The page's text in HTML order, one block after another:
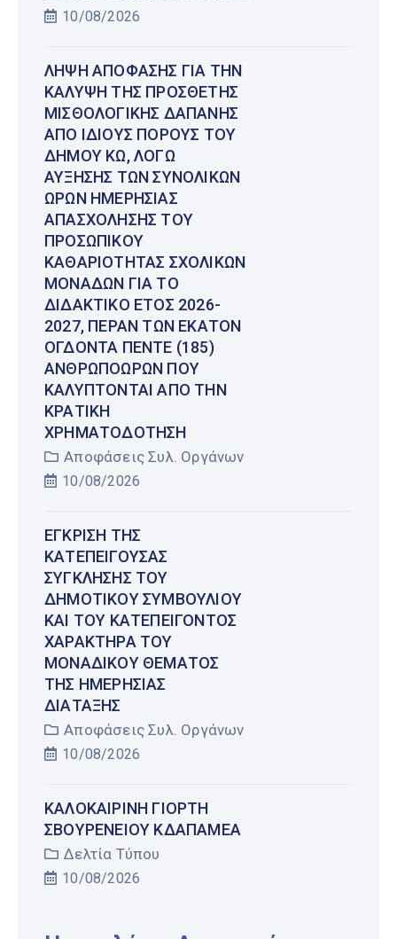
10/08/2026
ΛΉΨΗ ΑΠΌΦΑΣΗΣ ΓΙΑ ΤΗΝ
ΚΆΛΥΨΗ ΤΗΣ ΠΡΌΣΘΕΤΗΣ
ΜΙΣΘΟΛΟΓΙΚΉΣ ΔΑΠΆΝΗΣ
ΑΠΌ ΊΔΙΟΥΣ ΠΌΡΟΥΣ ΤΟΥ
ΔΉΜΟΥ ΚΩ, ΛΌΓΩ
ΑΎΞΗΣΗΣ ΤΩΝ ΣΥΝΟΛΙΚΏΝ
ΩΡΏΝ ΗΜΕΡΉΣΙΑΣ
ΑΠΑΣΧΌΛΗΣΗΣ ΤΟΥ
ΠΡΟΣΩΠΙΚΟΎ
ΚΑΘΑΡΙΌΤΗΤΑΣ ΣΧΟΛΙΚΏΝ
ΜΟΝΆΔΩΝ ΓΙΑ ΤΟ
ΔΙΔΑΚΤΙΚΌ ΈΤΟΣ 2026-
2027, ΠΈΡΑΝ ΤΩΝ ΕΚΑΤΌΝ
ΟΓΔΌΝΤΑ ΠΈΝΤΕ (185)
ΑΝΘΡΩΠΟΩΡΏΝ ΠΟΥ
ΚΑΛΎΠΤΟΝΤΑΙ ΑΠΌ ΤΗΝ
ΚΡΑΤΙΚΉ
ΧΡΗΜΑΤΟΔΌΤΗΣΗ
Αποφάσεις Συλ. Οργάνων
10/08/2026
ΈΓΚΡΙΣΗ ΤΗΣ
ΚΑΤΕΠΕΊΓΟΥΣΑΣ
ΣΎΓΚΛΗΣΗΣ ΤΟΥ
ΔΗΜΟΤΙΚΟΎ ΣΥΜΒΟΥΛΊΟΥ
ΚΑΙ ΤΟΥ ΚΑΤΕΠΕΊΓΟΝΤΟΣ
ΧΑΡΑΚΤΉΡΑ ΤΟΥ
ΜΟΝΑΔΙΚΟΎ ΘΈΜΑΤΟΣ
ΤΗΣ ΗΜΕΡΉΣΙΑΣ
ΔΙΆΤΑΞΗΣ
Αποφάσεις Συλ. Οργάνων
10/08/2026
ΚΑΛΟΚΑΙΡΙΝΉ ΓΙΟΡΤΉ
ΣΒΟΥΡΕΝΕΙΟΥ ΚΔΑΠΑΜΕΑ
Δελτία Τύπου
10/08/2026